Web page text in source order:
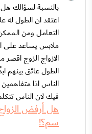
بالنسبة لسؤالك
اعتقد ان الطول له
التعامل ومن
ملابس يساعد على
الازواج الزوج
الطول عائق بينهم
الناس اذا
فيك لان الناس
سم؟!